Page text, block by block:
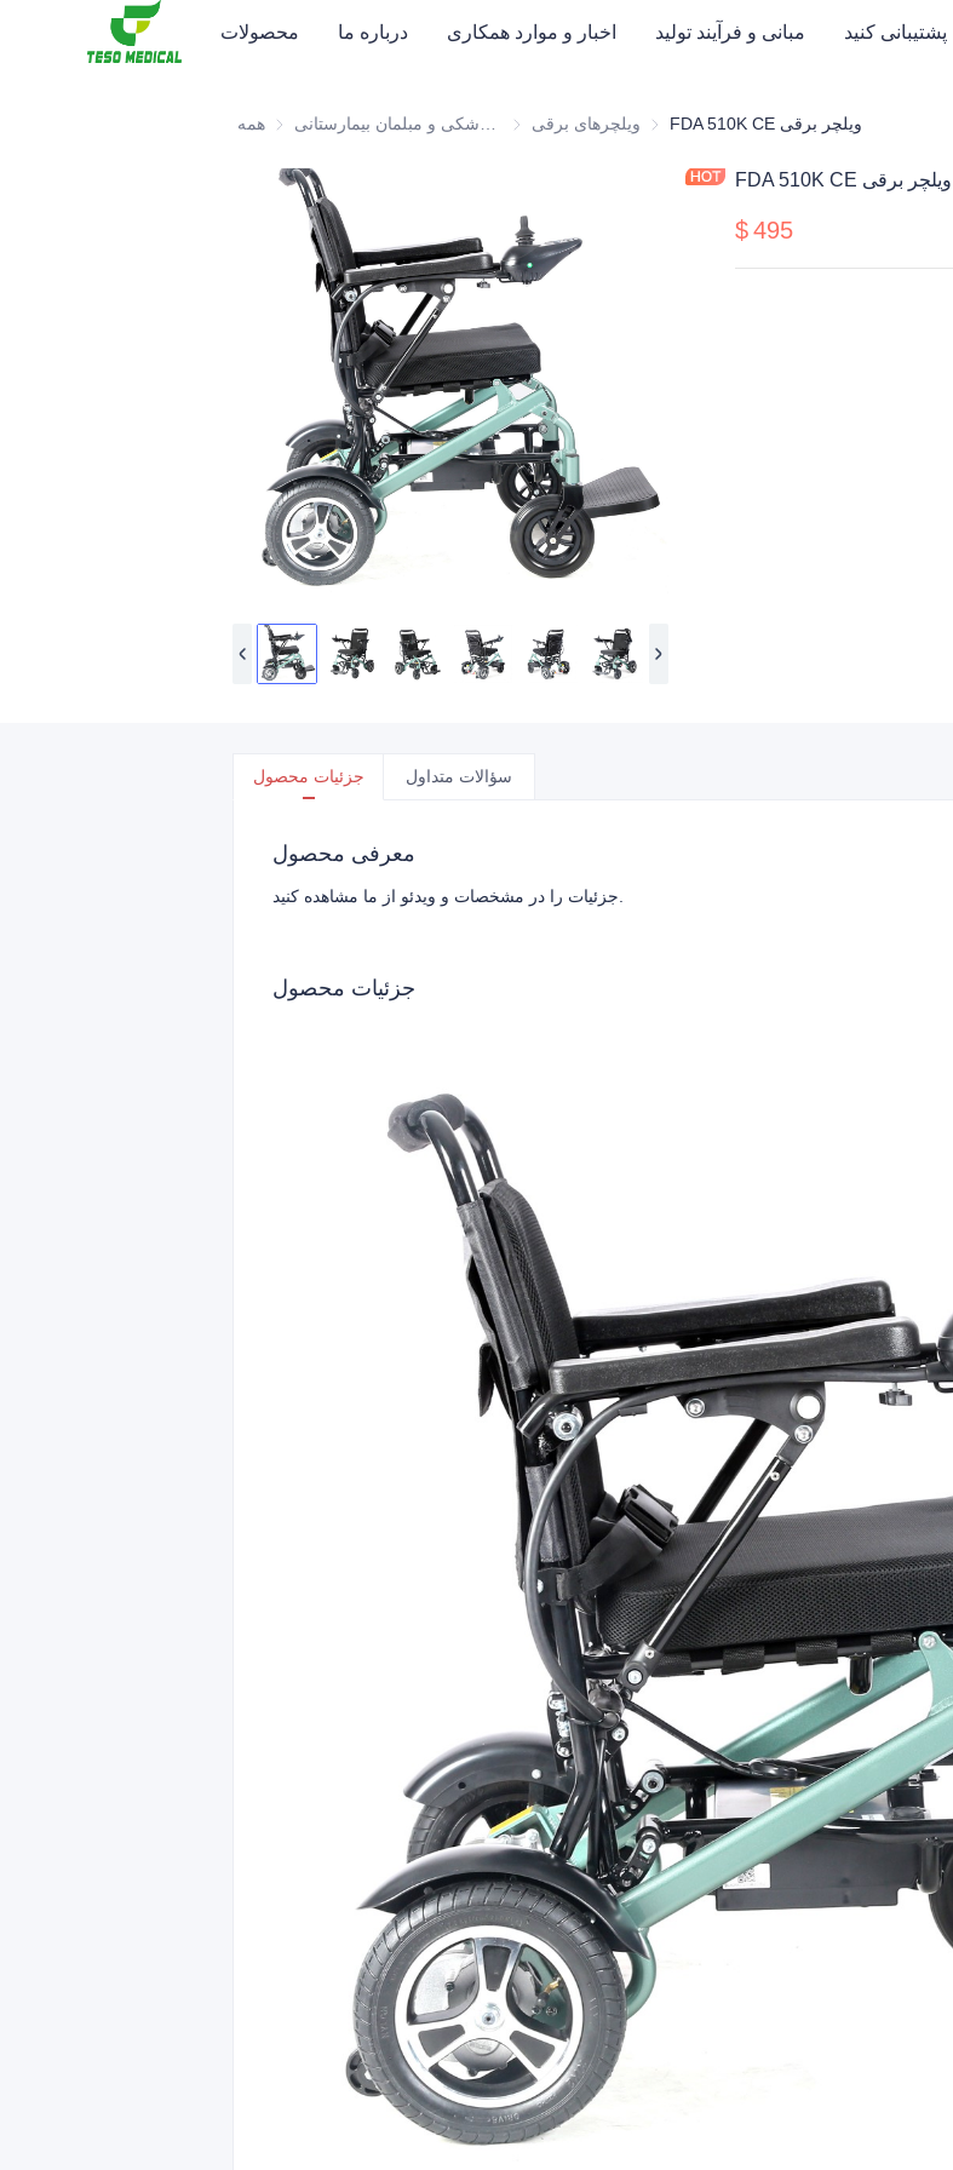
محصولات درباره ما اخبار و موارد همکاری مبانی و فرآیند تولید پشتیبانی کنید
همه محصولات سلامت و الکترونیک پزشکی و مبلمان بیمارستانی
ویلچرهای برقی ویلچرهای برقی FDA 510K CE ویلچر برقی
FDA 510K CE ویلچر برقی
$495
جزئیات محصول سؤالات متداول
معرفی محصول
جزئیات محصول